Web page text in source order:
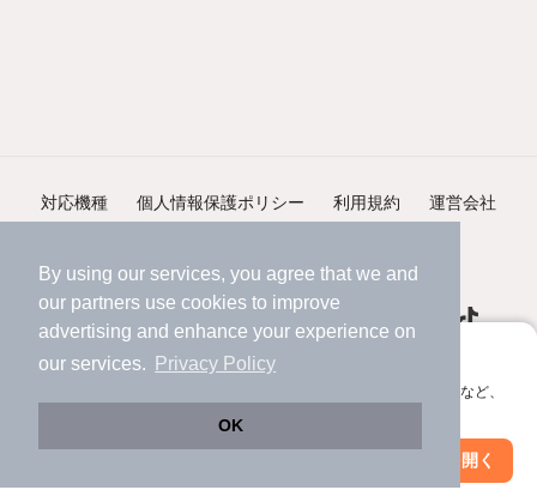
By using our services, you agree that we and
our partners use cookies to improve
advertising and enhance your experience on
our services.
Privacy Policy
OK
アプリに切り替えて、サクサクお部屋探し
会員登録なしですぐ使える。マップ検索やお気に入り保存など、
アプリを開く
絞り込み条件を変更
対応機種 個人情報保護ポリシー 利用規約 運営会社
©NIFTY Lifestyle Co., Ltd.